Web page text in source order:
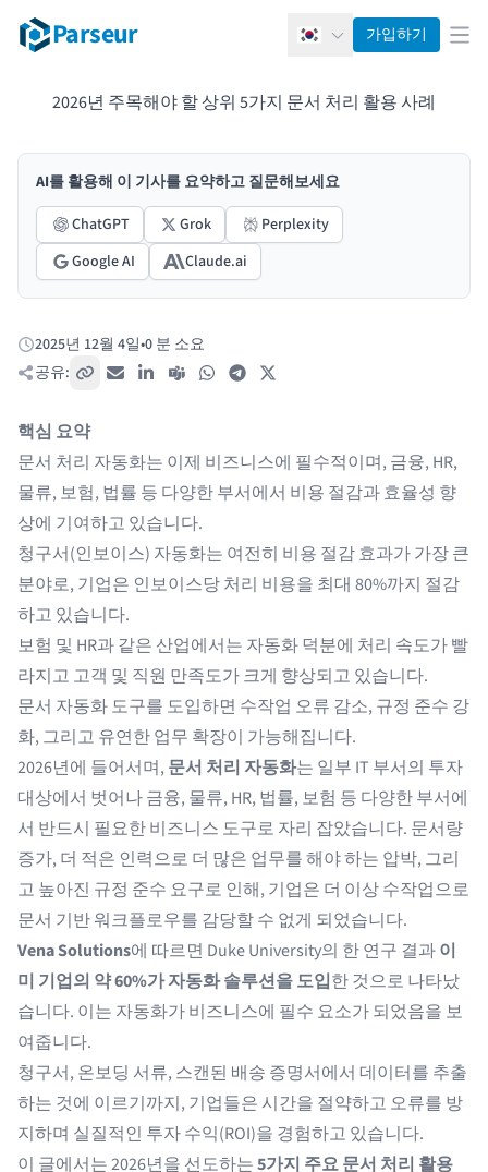
Parseur 한국어가입하기 메
2026년 주목해야 할 상위 5가지 문서 처리 활용 사례
AI를 활용해 이 기사를 요약하고 질문해보세요
ChatGPT
Grok
Perplexity
Google AI
Claude.ai
게시됨:
2025년 12월 4일•0 분 소요
공유:
링크 복사이메일LinkedIn
Teams WhatsAppTelegram
핵심 요약
문서 처리 자동화는 이제 비즈니스에 필수적이며, 금융, HR,
물류, 보험, 법률 등 다양한 부서에서 비용 절감과 효율성 향
상에 기여하고 있습니다.
청구서(인보이스) 자동화는 여전히 비용 절감 효과가 가장 큰
분야로, 기업은 인보이스당 처리 비용을 최대 80%까지 절감
하고 있습니다.
보험 및 HR과 같은 산업에서는 자동화 덕분에 처리 속도가 빨
라지고 고객 및 직원 만족도가 크게 향상되고 있습니다.
문서 자동화 도구를 도입하면 수작업 오류 감소, 규정 준수 강
화, 그리고 유연한 업무 확장이 가능해집니다.
2026년에 들어서며, 문서 처리 자동화는 일부 IT 부서의 투자
대상에서 벗어나 금융, 물류, HR, 법률, 보험 등 다양한 부서에
서 반드시 필요한 비즈니스 도구로 자리 잡았습니다. 문서량
증가, 더 적은 인력으로 더 많은 업무를 해야 하는 압박, 그리
고 높아진 규정 준수 요구로 인해, 기업은 더 이상 수작업으로
문서 기반 워크플로우를 감당할 수 없게 되었습니다.
Vena Solutions에 따르면 Duke University의 한 연구 결과이
미 기업의 약 60%가 자동화 솔루션을 도입한 것으로 나타났
습니다. 이는 자동화가 비즈니스에 필수 요소가 되었음을 보
여줍니다.
청구서, 온보딩 서류, 스캔된 배송 증명서에서 데이터를 추출
하는 것에 이르기까지, 기업들은 시간을 절약하고 오류를 방
지하며 실질적인 투자 수익(ROI)을 경험하고 있습니다.
이 글에서는 2026년을 선도하는5가지 주요 문서 처리 활용